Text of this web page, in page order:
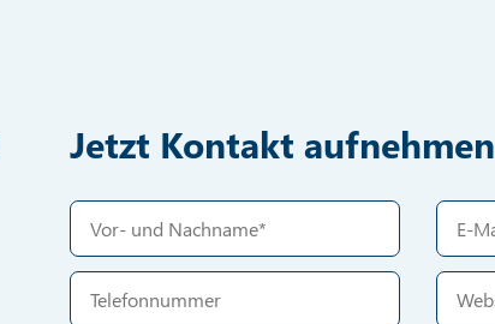
Jetzt Kontakt aufnehmen